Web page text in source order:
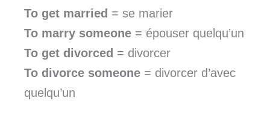
To get married = se marier
To marry someone = épouser quelqu’un
To get divorced = divorcer
To divorce someone = divorcer d’avec
quelqu’un